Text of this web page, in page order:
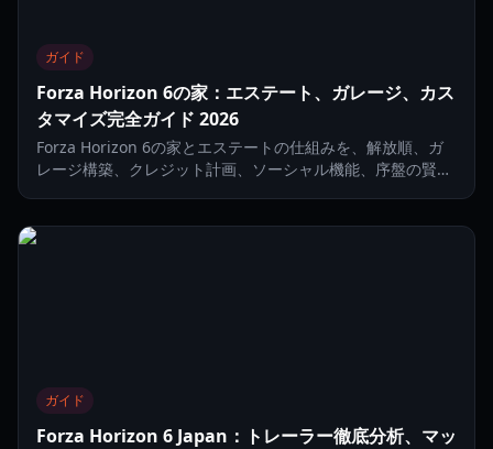
ガイド
Forza Horizon 6の家：エステート、ガレージ、カス
タマイズ完全ガイド 2026
Forza Horizon 6の家とエステートの仕組みを、解放順、ガ
レージ構築、クレジット計画、ソーシャル機能、序盤の賢い
ガイド
Forza Horizon 6 Japan：トレーラー徹底分析、マッ